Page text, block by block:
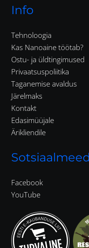
Info
Tehnoloogia
Kas Nanoaine töötab?
Ostu- ja üldtingimused
Privaatsuspoliitika
Taganemise avaldus
Järelmaks
Kontakt
Edasimüüjale
Ärikliendile
Facebook
YouTube